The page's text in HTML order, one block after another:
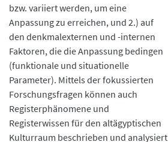
bzw. variiert werden, um eine
Anpassung zu erreichen, und 2.) auf
den denkmalexternen und -internen
Faktoren, die die Anpassung bedingen
(funktionale und situationelle
Parameter). Mittels der fokussierten
Forschungsfragen können auch
Registerphänomene und
Registerwissen für den altägyptischen
Kulturraum beschrieben und analysiert